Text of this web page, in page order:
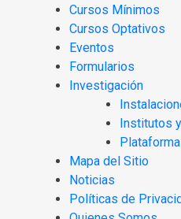
Cursos Mínimos
Cursos Optativos
Eventos
Formularios
Investigación
Institutos
Mapa del Sitio
Noticias
Políticas de